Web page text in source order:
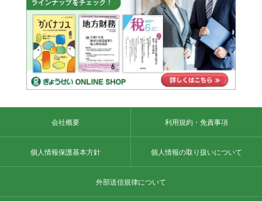
会社概要 利用規約・免責事項
個人情報保護基本方針 個人情報の取り扱いについて
外部送信規律について